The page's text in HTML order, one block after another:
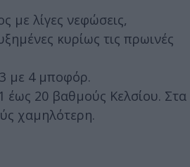
με λίγες νεφώσεις,
κυρίως τις πρωινές
με 4 μποφόρ.
έως 20 βαθμούς Κελσίου. Στα
χαμηλότερη.